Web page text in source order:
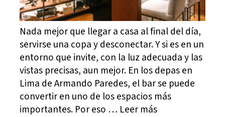
Nada mejor que llegar a casa al final del día,
servirse una copa y desconectar. Y si es en un
entorno que invite, con la luz adecuada y las
vistas precisas, aun mejor. En los depas en
Lima de Armando Paredes, el bar se puede
convertir en uno de los espacios más
importantes. Por eso … Leer más